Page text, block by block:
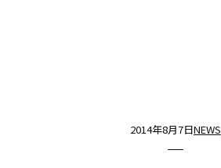
2014年8月7日NEWS